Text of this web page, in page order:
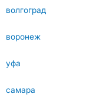
волгоград
воронеж
уфа
самара